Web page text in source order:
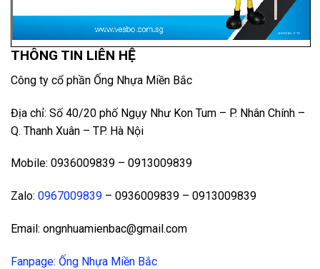
THÔNG TIN LIÊN HỆ
Công ty cổ phần Ống Nhựa Miền Bắc
Địa chỉ: Số 40/20 phố Ngụy Như Kon Tum – P. Nhân Chính –
Q. Thanh Xuân – TP. Hà Nội
Mobile: 0936009839 – 0913009839
Zalo: 0967009839 – 0936009839 – 0913009839
Email: ongnhuamienbac@gmail.com
Fanpage: Ống Nhựa Miền Bắc